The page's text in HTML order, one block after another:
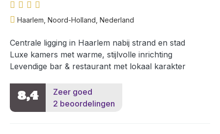
Haarlem, Noord-Holland, Nederland
Centrale ligging in Haarlem nabij strand en stad
Luxe kamers met warme, stijlvolle inrichting
Levendige bar & restaurant met lokaal karakter
8,4
Zeer goed
2 beoordelingen